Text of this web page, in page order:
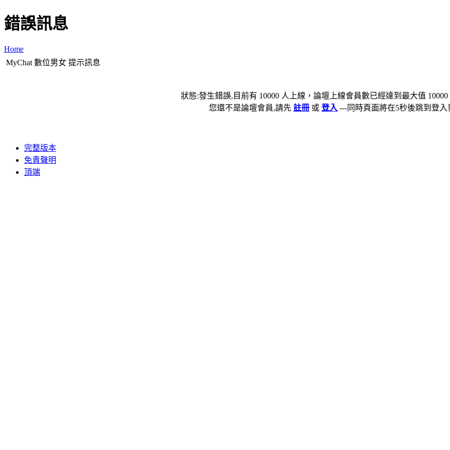
錯誤訊息
Home
MyChat 數位男女 提示訊息
狀態:發生錯誤,目前有 10000 人上線，論壇上線會員數已經達到最大值
您還不是論壇會員,請先 註冊 或 登入 ---同時頁面將在5秒後跳到登入
完整版本
免責聲明
頂端